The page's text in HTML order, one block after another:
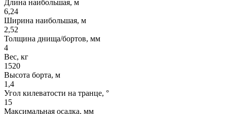
Длина наибольшая, м
6,24
Ширина наибольшая, м
2,52
Толщина днища/бортов, мм
4
Вес, кг
1520
Высота борта, м
1,4
Угол килеватости на транце, °
15
Максимальная осадка, мм